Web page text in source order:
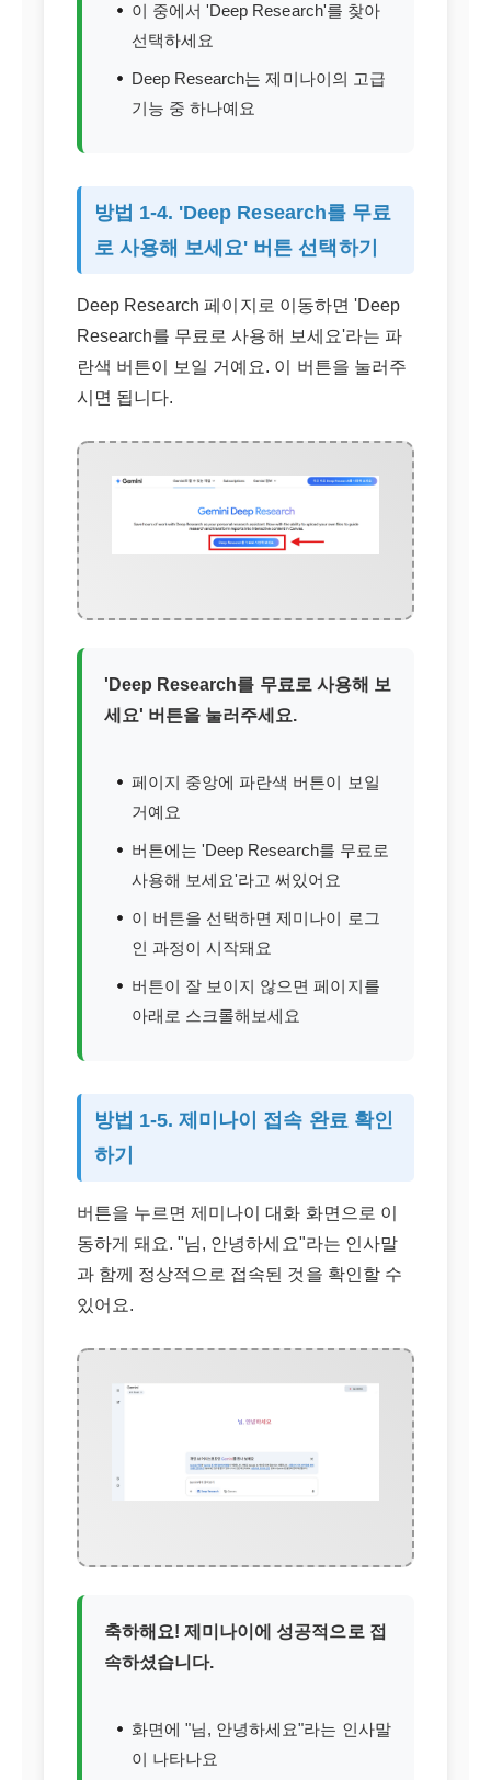
이 중에서 'Deep Research'를 찾아
선택하세요
Deep Research는 제미나이의 고급
기능 중 하나예요
방법 1-4. 'Deep Research를 무료
로 사용해 보세요' 버튼 선택하기
Deep Research 페이지로 이동하면 'Deep
Research를 무료로 사용해 보세요'라는 파
란색 버튼이 보일 거예요. 이 버튼을 눌러주
시면 됩니다.
'Deep Research를 무료로 사용해 보
세요' 버튼을 눌러주세요.
페이지 중앙에 파란색 버튼이 보일
거예요
버튼에는 'Deep Research를 무료로
사용해 보세요'라고 써있어요
이 버튼을 선택하면 제미나이 로그
인 과정이 시작돼요
버튼이 잘 보이지 않으면 페이지를
아래로 스크롤해보세요
방법 1-5. 제미나이 접속 완료 확인
하기
버튼을 누르면 제미나이 대화 화면으로 이
동하게 돼요. "님, 안녕하세요"라는 인사말
과 함께 정상적으로 접속된 것을 확인할 수
있어요.
축하해요! 제미나이에 성공적으로 접
속하셨습니다.
화면에 "님, 안녕하세요"라는 인사말
이 나타나요